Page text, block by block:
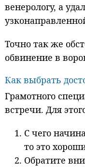
венерологу, а
Точно так же
обвинение в
Как выбрать
Грамотного
встречи. Для
С чего
то это
Обратите